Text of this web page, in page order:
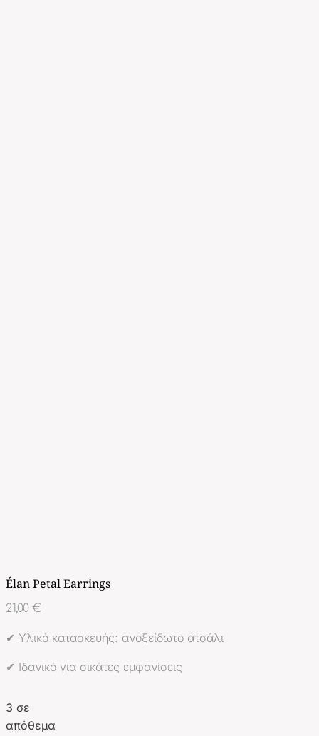
Élan Petal Earrings
21,00 €
✔ Υλικό κατασκευής: ανοξείδωτο ατσάλι
✔ Ιδανικό για σικάτες εμφανίσεις
3 σε
απόθεμα